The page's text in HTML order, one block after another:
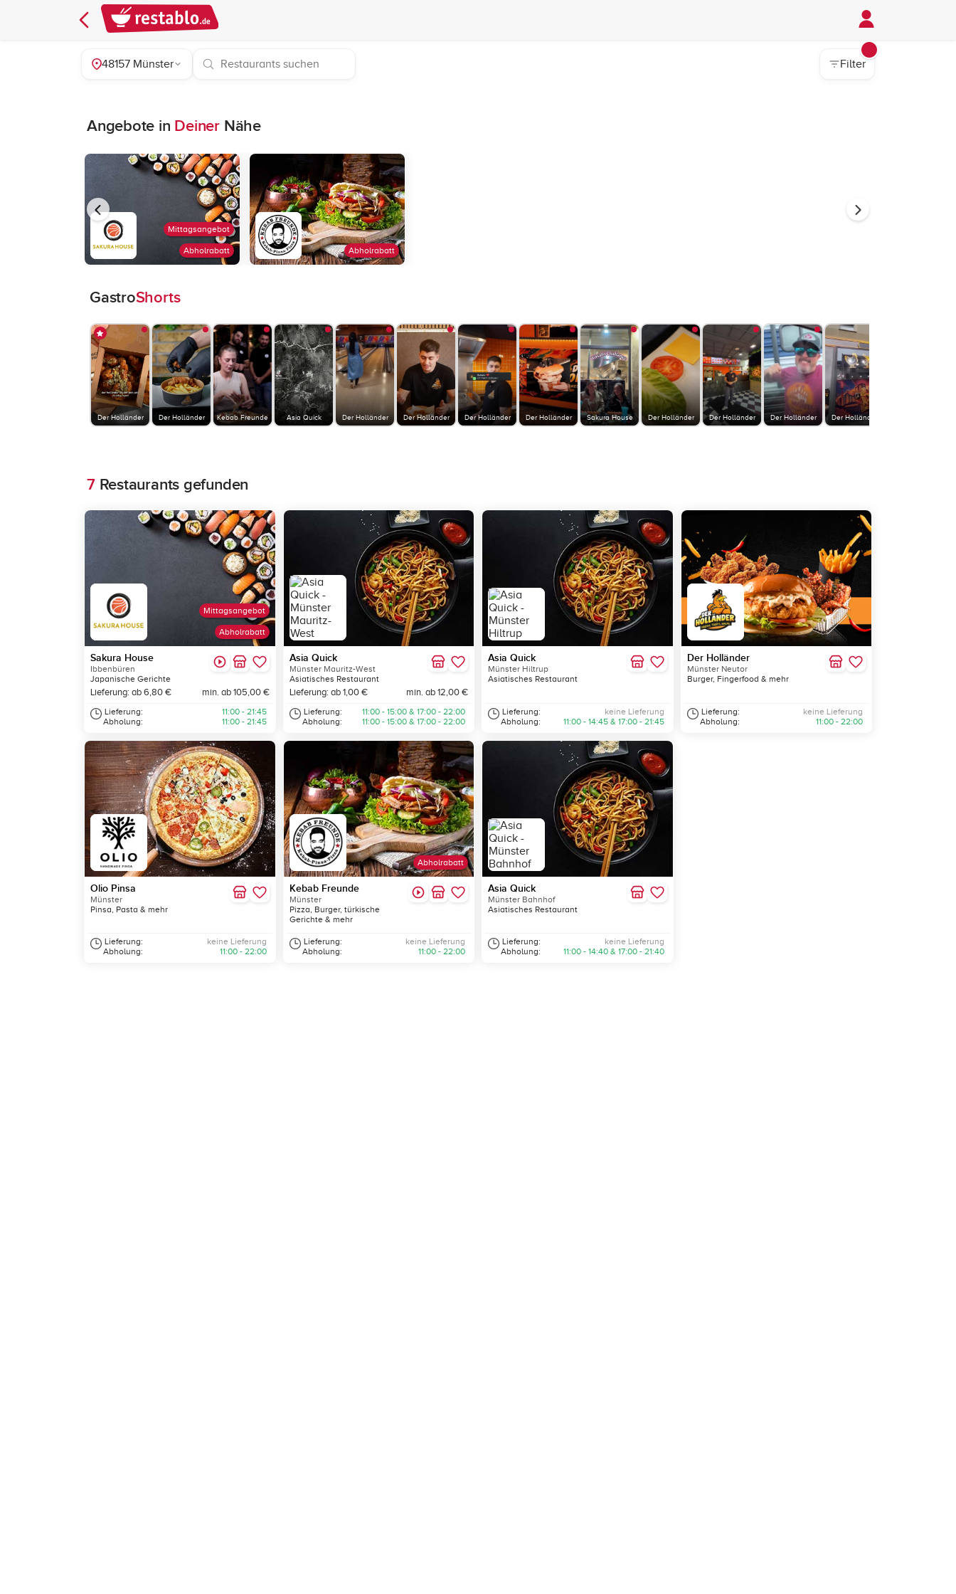
48157 Münster Filter
Angebote in Deiner Nähe
Abholrabatt
Mittagsangebot
Abholrabatt
GastroShorts
Der Holländer Der Holländer Kebab Freunde Asia Quick Der Holländer Der Holländer Der Holländer Der Holländer Sakura House Der Holländer Der Holländer Der Holländer Der Holländer
7Restaurants gefunden
Abholrabatt
Mittagsangebot
Sakura House
Ibbenbüren
Japanische Gerichte
Lieferung: ab 6,80 € min. ab 105,00 €
Lieferung:
Abholung:
11:00 - 21:45
11:00 - 21:45
Asia Quick
Münster Mauritz-West
Asiatisches Restaurant
Lieferung: ab 1,00 € min. ab 12,00 €
Lieferung:
Abholung:
11:00 - 15:00 & 17:00 - 22:00
11:00 - 15:00 & 17:00 - 22:00
Asia Quick
Münster Hiltrup
Asiatisches Restaurant
Lieferung:
Abholung:
keine Lieferung
11:00 - 14:45 & 17:00 - 21:45
Der Holländer
Münster Neutor
Burger, Fingerfood & mehr
Lieferung:
Abholung:
keine Lieferung
11:00 - 22:00
Olio Pinsa
Münster
Pinsa, Pasta & mehr
Lieferung:
Abholung:
keine Lieferung
11:00 - 22:00
Abholrabatt
Kebab Freunde
Münster
Pizza, Burger, türkische
Gerichte & mehr
Lieferung:
Abholung:
keine Lieferung
11:00 - 22:00
Asia Quick
Münster Bahnhof
Asiatisches Restaurant
Lieferung:
Abholung:
keine Lieferung
11:00 - 14:40 & 17:00 - 21:40